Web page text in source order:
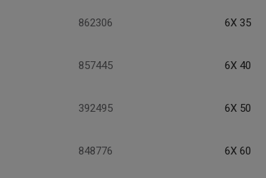
862306 6X 35
857445 6X 40
392495 6X 50
848776 6X 60